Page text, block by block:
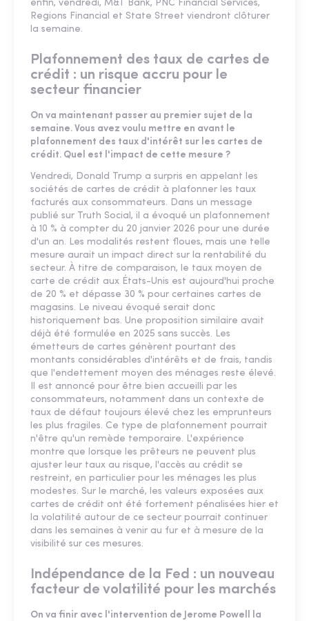
enfin, vendredi, M&T Bank, PNC Financial Services,
Regions Financial et State Street viendront clôturer
la semaine.
Plafonnement des taux de cartes de
crédit : un risque accru pour le
secteur financier
On va maintenant passer au premier sujet de la
semaine. Vous avez voulu mettre en avant le
plafonnement des taux d'intérêt sur les cartes de
crédit. Quel est l'impact de cette mesure ?
Vendredi, Donald Trump a surpris en appelant les
sociétés de cartes de crédit à plafonner les taux
facturés aux consommateurs. Dans un message
publié sur Truth Social, il a évoqué un plafonnement
à 10 % à compter du 20 janvier 2026 pour une durée
d'un an. Les modalités restent floues, mais une telle
mesure aurait un impact direct sur la rentabilité du
secteur. À titre de comparaison, le taux moyen de
carte de crédit aux États-Unis est aujourd'hui proche
de 20 % et dépasse 30 % pour certaines cartes de
magasins. Le niveau évoqué serait donc
historiquement bas. Une proposition similaire avait
déjà été formulée en 2025 sans succès. Les
émetteurs de cartes génèrent pourtant des
montants considérables d'intérêts et de frais, tandis
que l'endettement moyen des ménages reste élevé.
Il est annoncé pour être bien accueilli par les
consommateurs, notamment dans un contexte de
taux de défaut toujours élevé chez les emprunteurs
les plus fragiles. Ce type de plafonnement pourrait
n'être qu'un remède temporaire. L'expérience
montre que lorsque les prêteurs ne peuvent plus
ajuster leur taux au risque, l'accès au crédit se
restreint, en particulier pour les ménages les plus
modestes. Sur le marché, les valeurs exposées aux
cartes de crédit ont été fortement pénalisées hier et
la volatilité autour de ce secteur pourrait continuer
dans les semaines à venir au fur et à mesure de la
visibilité sur ces mesures.
Indépendance de la Fed : un nouveau
facteur de volatilité pour les marchés
On va finir avec l'intervention de Jerome Powell la